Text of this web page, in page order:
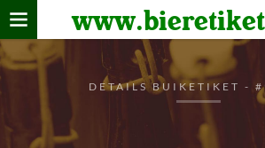
Home
verzamelen
De bierkaart
Bezoekers
DETAILS BUIKETIKET -